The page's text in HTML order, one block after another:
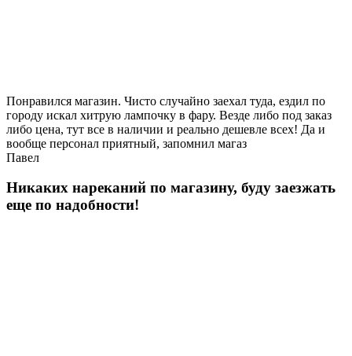
Понравился магазин. Чисто случайно заехал туда, ездил по
городу искал хитрую лампочку в фару. Везде либо под заказ
либо цена, тут все в наличии и реально дешевле всех! Да и
вообще персонал приятный, запомнил магаз
Павел
Никаких нареканий по магазину, буду заезжать
еще по надобности!